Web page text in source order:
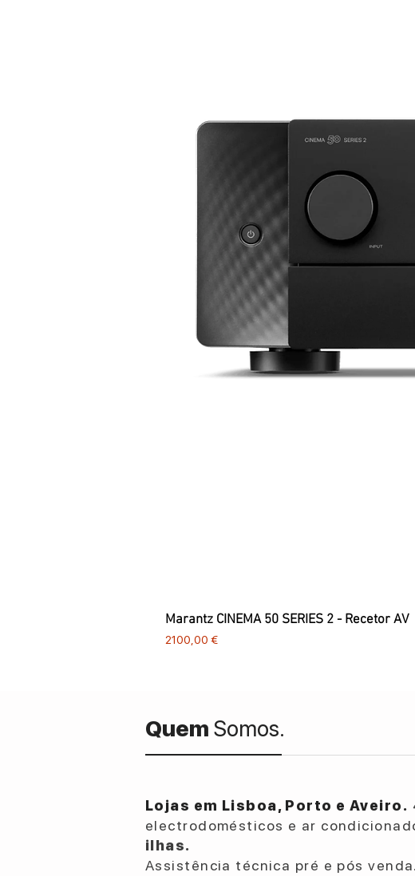
Marantz CINEMA 50 SERIES 2 - Recetor AV
Preço
2100,00 €
Quem Somos.
Lojas em Lisboa, Porto e Aveiro.
electrodomésticos e ar
ilhas.
Assistência técnica pré e pós venda.